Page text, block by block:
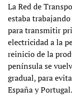
La Red de
estaba
para transmitir
electricidad a la
reinicio de la
península se
gradual, para
España y Portugal.